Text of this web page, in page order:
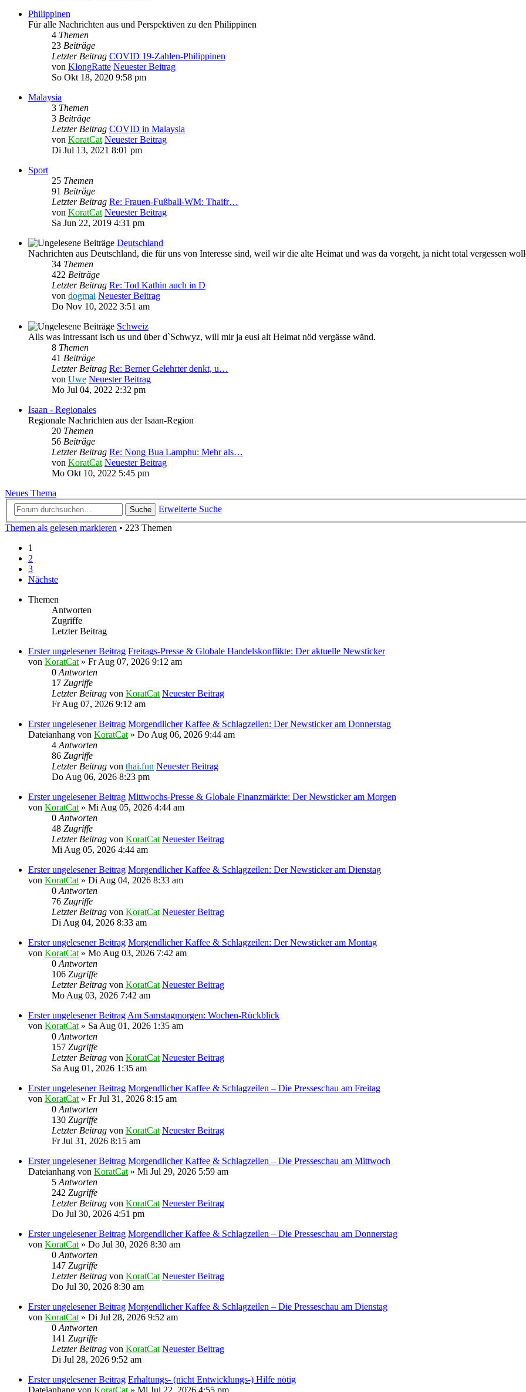
Philippinen
Für alle Nachrichten aus und Perspektiven zu den Philippinen
4 Themen
23 Beiträge
Letzter Beitrag COVID 19-Zahlen-Philippinen
von KlongRatte Neuester Beitrag
So Okt 18, 2020 9:58 pm
Malaysia
3 Themen
3 Beiträge
Letzter Beitrag COVID in Malaysia
von KoratCat Neuester Beitrag
Di Jul 13, 2021 8:01 pm
Sport
25 Themen
91 Beiträge
Letzter Beitrag Re: Frauen-Fußball-WM: Thaifr…
von KoratCat Neuester Beitrag
Sa Jun 22, 2019 4:31 pm
Deutschland
Nachrichten aus Deutschland, die für uns von Interesse sind, weil wir die alte Heimat und was da vorgeht, ja nicht total vergessen
34 Themen
422 Beiträge
Letzter Beitrag Re: Tod Kathin auch in D
von dogmai Neuester Beitrag
Do Nov 10, 2022 3:51 am
Schweiz
Alls was intressant isch us und über d`Schwyz, will mir ja eusi alt Heimat nöd vergässe wänd.
8 Themen
41 Beiträge
Letzter Beitrag Re: Berner Gelehrter denkt, u…
von Uwe Neuester Beitrag
Mo Jul 04, 2022 2:32 pm
Isaan - Regionales
Regionale Nachrichten aus der Isaan-Region
20 Themen
56 Beiträge
Letzter Beitrag Re: Nong Bua Lamphu: Mehr als…
von KoratCat Neuester Beitrag
Mo Okt 10, 2022 5:45 pm
Neues Thema
Suche
Erweiterte Suche
Themen als gelesen markieren • 223 Themen
1
2
3
Nächste
Themen
Antworten
Zugriffe
Letzter Beitrag
Erster ungelesener Beitrag Freitags-Presse & Globale Handelskonflikte: Der aktuelle Newsticker
von KoratCat » Fr Aug 07, 2026 9:12 am
0 Antworten
17 Zugriffe
Letzter Beitrag von KoratCat Neuester Beitrag
Fr Aug 07, 2026 9:12 am
Erster ungelesener Beitrag Morgendlicher Kaffee & Schlagzeilen: Der Newsticker am Donnerstag
Dateianhang von KoratCat » Do Aug 06, 2026 9:44 am
4 Antworten
86 Zugriffe
Letzter Beitrag von thai.fun Neuester Beitrag
Do Aug 06, 2026 8:23 pm
Erster ungelesener Beitrag Mittwochs-Presse & Globale Finanzmärkte: Der Newsticker am Morgen
von KoratCat » Mi Aug 05, 2026 4:44 am
0 Antworten
48 Zugriffe
Letzter Beitrag von KoratCat Neuester Beitrag
Mi Aug 05, 2026 4:44 am
Erster ungelesener Beitrag Morgendlicher Kaffee & Schlagzeilen: Der Newsticker am Dienstag
von KoratCat » Di Aug 04, 2026 8:33 am
0 Antworten
76 Zugriffe
Letzter Beitrag von KoratCat Neuester Beitrag
Di Aug 04, 2026 8:33 am
Erster ungelesener Beitrag Morgendlicher Kaffee & Schlagzeilen: Der Newsticker am Montag
von KoratCat » Mo Aug 03, 2026 7:42 am
0 Antworten
106 Zugriffe
Letzter Beitrag von KoratCat Neuester Beitrag
Mo Aug 03, 2026 7:42 am
Erster ungelesener Beitrag Am Samstagmorgen: Wochen-Rückblick
von KoratCat » Sa Aug 01, 2026 1:35 am
0 Antworten
157 Zugriffe
Letzter Beitrag von KoratCat Neuester Beitrag
Sa Aug 01, 2026 1:35 am
Erster ungelesener Beitrag Morgendlicher Kaffee & Schlagzeilen – Die Presseschau am Freitag
von KoratCat » Fr Jul 31, 2026 8:15 am
0 Antworten
130 Zugriffe
Letzter Beitrag von KoratCat Neuester Beitrag
Fr Jul 31, 2026 8:15 am
Erster ungelesener Beitrag Morgendlicher Kaffee & Schlagzeilen – Die Presseschau am Mittwoch
Dateianhang von KoratCat » Mi Jul 29, 2026 5:59 am
5 Antworten
242 Zugriffe
Letzter Beitrag von KoratCat Neuester Beitrag
Do Jul 30, 2026 4:51 pm
Erster ungelesener Beitrag Morgendlicher Kaffee & Schlagzeilen – Die Presseschau am Donnerstag
von KoratCat » Do Jul 30, 2026 8:30 am
0 Antworten
147 Zugriffe
Letzter Beitrag von KoratCat Neuester Beitrag
Do Jul 30, 2026 8:30 am
Erster ungelesener Beitrag Morgendlicher Kaffee & Schlagzeilen – Die Presseschau am Dienstag
von KoratCat » Di Jul 28, 2026 9:52 am
0 Antworten
141 Zugriffe
Letzter Beitrag von KoratCat Neuester Beitrag
Di Jul 28, 2026 9:52 am
Erster ungelesener Beitrag Erhaltungs- (nicht Entwicklungs-) Hilfe nötig
Dateianhang von KoratCat » Mi Jul 22, 2026 4:55 pm